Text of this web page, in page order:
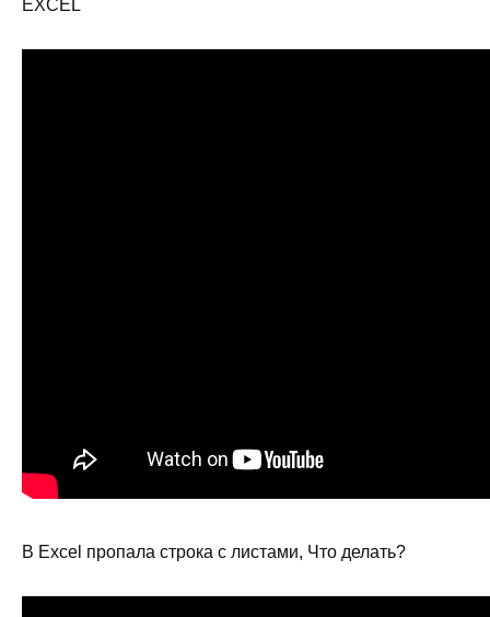
EXCEL
В Excel пропала строка с листами, Что делать?